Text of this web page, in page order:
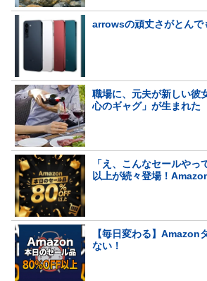
arrowsの頑丈さがとんで
職場に、元夫が新しい彼
心のギャグ」が生まれた
「え、こんなセールや
以上が続々登場！
【毎日変わる】Amazon
ない！